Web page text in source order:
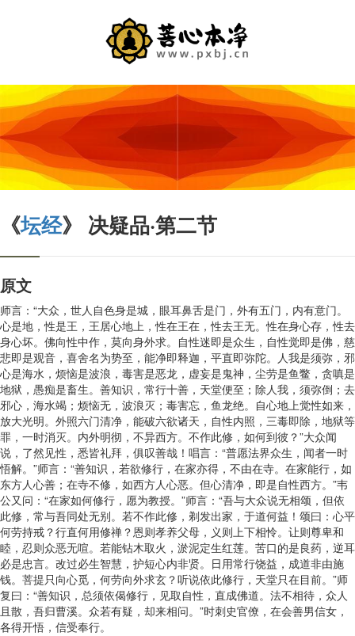
《坛经》 决疑品·第二节
原文
师言：“大众，世人自色身是城，眼耳鼻舌是门，外有五门，内有意门。
心是地，性是王，王居心地上，性在王在，性去王无。性在身心存，性去
身心坏。佛向性中作，莫向身外求。自性迷即是众生，自性觉即是佛，慈
悲即是观音，喜舍名为势至，能净即释迦，平直即弥陀。人我是须弥，邪
心是海水，烦恼是波浪，毒害是恶龙，虚妄是鬼神，尘劳是鱼鳖，贪嗔是
地狱，愚痴是畜生。善知识，常行十善，天堂便至；除人我，须弥倒；去
邪心，海水竭；烦恼无，波浪灭；毒害忘，鱼龙绝。自心地上觉性如来，
放大光明。外照六门清净，能破六欲诸天，自性内照，三毒即除，地狱等
罪，一时消灭。内外明彻，不异西方。不作此修，如何到彼？”大众闻
说，了然见性，悉皆礼拜，俱叹善哉！唱言：“普愿法界众生，闻者一时
悟解。”师言：“善知识，若欲修行，在家亦得，不由在寺。在家能行，如
东方人心善；在寺不修，如西方人心恶。但心清净，即是自性西方。”韦
公又问：“在家如何修行，愿为教授。”师言：“吾与大众说无相颂，但依
此修，常与吾同处无别。若不作此修，剃发出家，于道何益！颂曰：心平
何劳持戒？行直何用修禅？恩则孝养父母，义则上下相怜。让则尊卑和
睦，忍则众恶无喧。若能钻木取火，淤泥定生红莲。苦口的是良药，逆耳
必是忠言。改过必生智慧，护短心内非贤。日用常行饶益，成道非由施
钱。菩提只向心觅，何劳向外求玄？听说依此修行，天堂只在目前。”师
复曰：“善知识，总须依偈修行，见取自性，直成佛道。法不相待，众人
且散，吾归曹溪。众若有疑，却来相问。”时刺史官僚，在会善男信女，
各得开悟，信受奉行。